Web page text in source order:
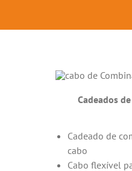
Cadeados
Cadeado de
cabo
Cabo flexível